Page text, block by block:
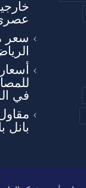
سعر
في
بانل